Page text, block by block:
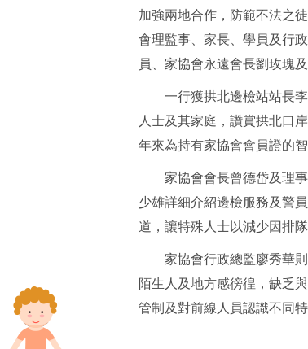
加強兩地合作，防範不法之
會理監事、家長、學員及行
員、家協會永遠會長劉玫瑰
一行獲拱北邊檢站站長李
人士及其家庭，讚賞拱北口
年來為持有家協會會員證的
家協會會長曾德岱及理事
少雄詳細介紹邊檢服務及警
道，讓特殊人士以減少因排
家協會行政總監廖秀華則
陌生人及地方感徬徨，缺乏
管制及對前線人員認識不同